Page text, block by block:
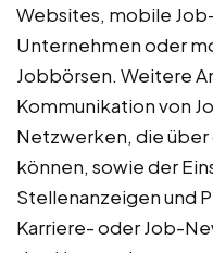
Websites, mobile
Unternehmen oder
Jobbörsen. Weitere
Kommunikation von
Netzwerken, die über
können, sowie der
Stellenanzeigen und
Karriere- oder Job-